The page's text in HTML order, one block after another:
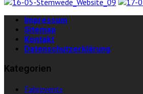
Impressum
Sitemap
Kontakt
Datenschutzerklärung
Kategorien
Fahrevents